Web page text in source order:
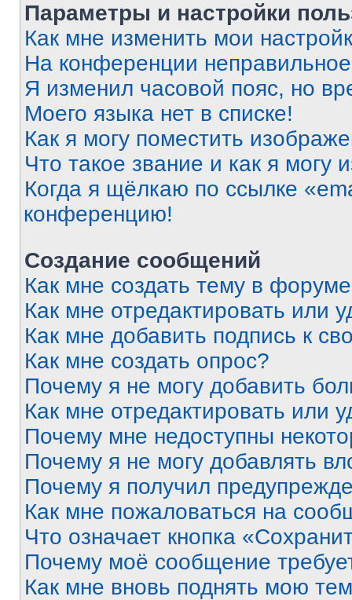
Параметры и настройки
Как мне изменить мои
На конференции
Я изменил часовой пояс, но
Моего языка нет в списке!
Как я могу поместить
Что такое звание и как я могу
Когда я щёлкаю по ссылке
конференцию!
Создание сообщений
Как мне создать тему в
Как мне отредактировать или
Как мне добавить подпись к
Как мне создать опрос?
Почему я не могу добавить
Как мне отредактировать или
Почему мне недоступны
Почему я не могу добавлять
Почему я получил
Как мне пожаловаться на
Что означает кнопка
Почему моё сообщение
Как мне вновь поднять мою